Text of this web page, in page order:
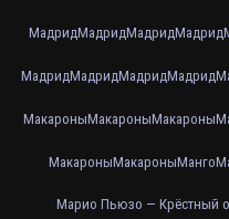
МадридМадридМадридМадрид
МадридМадридМадридМадрид
МакароныМакароныМакароны
МакароныМакароныМанго
Марио Пьюзо — Крёстный